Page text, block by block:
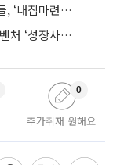
‘집도 코칭 받으며 산다’…월급쟁이부자들, ‘내집마련’ 신청 증가세
‘창업-도약-재도전’ 연결… 중기부, 중소·벤처 ‘성장사다리’ 짓는다
추가취재 원해요
0